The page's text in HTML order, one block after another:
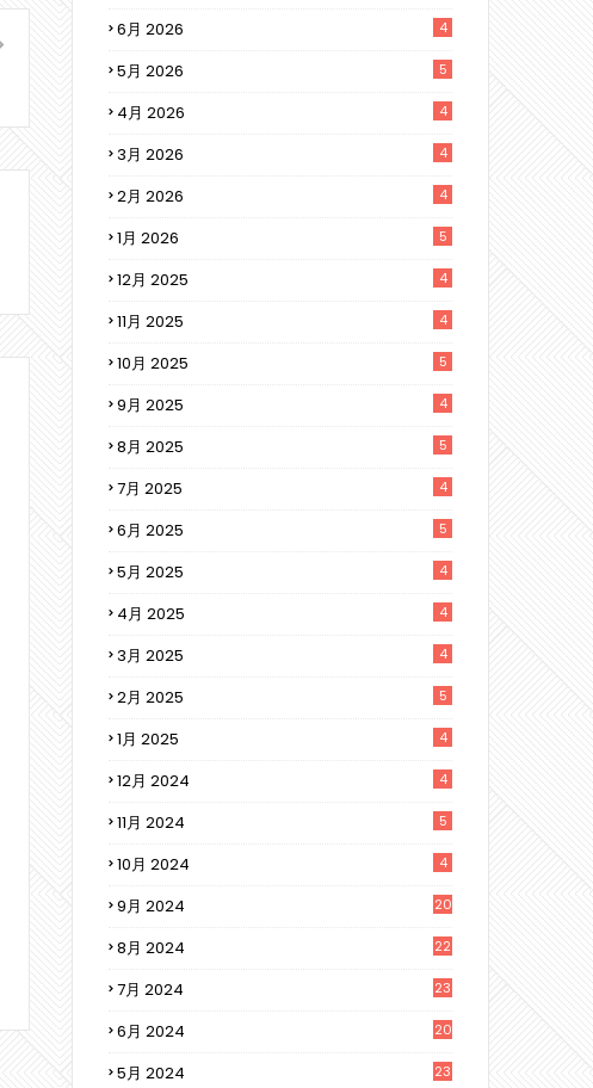
6月 2026 4
5月 2026 5
4月 2026 4
3月 2026 4
2月 2026 4
1月 2026 5
12月 2025 4
11月 2025 4
10月 2025 5
9月 2025 4
8月 2025 5
7月 2025 4
6月 2025 5
5月 2025 4
4月 2025 4
3月 2025 4
2月 2025 5
1月 2025 4
12月 2024 4
11月 2024 5
10月 2024 4
9月 2024 20
8月 2024 22
7月 2024 23
6月 2024 20
5月 2024 23